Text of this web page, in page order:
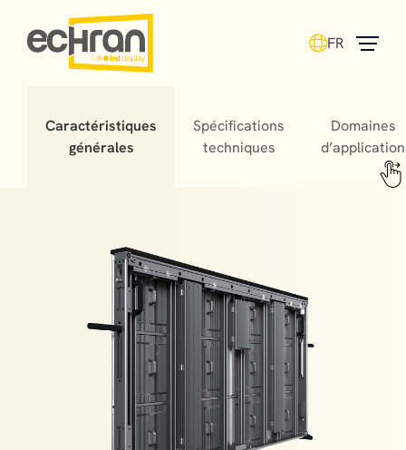
FR
Caractéristiques
générales
Spécifications
techniques
Domaines
d’application
Stadium LED screens offer fans unforgettable
experiences, helping matches turn into cherished